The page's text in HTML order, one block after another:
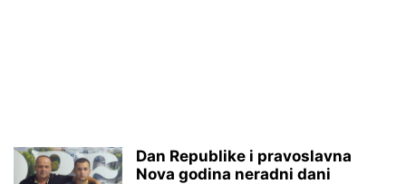
Dan Republike i pravoslavna
Nova godina neradni dani